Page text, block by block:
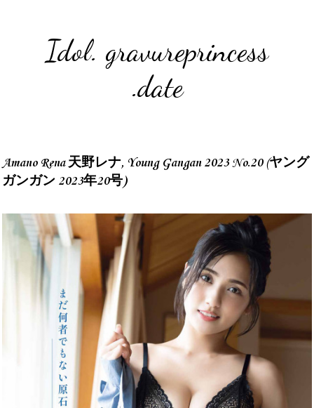
Idol. gravureprincess
.date
Amano Rena 天野レナ, Young Gangan 2023 No.20 (ヤング
ガンガン 2023年20号)